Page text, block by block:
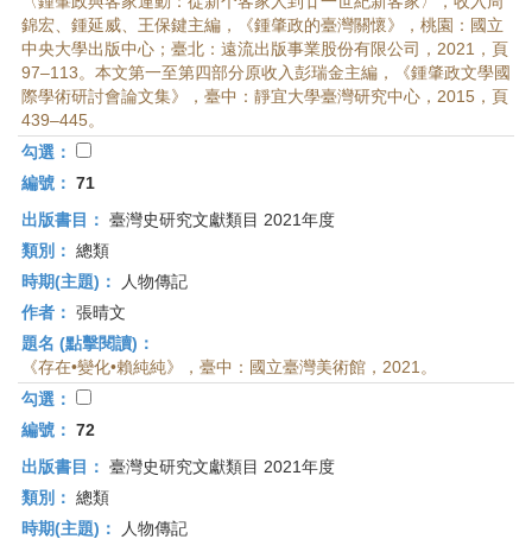
錦宏、鍾延威、王保鍵主編，《鍾肇政的臺灣關懷》，桃園：國立
中央大學出版中心；臺北：遠流出版事業股份有限公司，2021，頁
97–113。本文第一至第四部分原收入彭瑞金主編，《鍾肇政文學國
際學術研討會論文集》，臺中：靜宜大學臺灣研究中心，2015，頁
439–445。
勾選：
編號： 71
出版書目： 臺灣史研究文獻類目 2021年度
類別： 總類
時期(主題)：
人物傳記
作者： 張晴文
題名 (點擊閱讀)：
《存在•變化•賴純純》，臺中：國立臺灣美術館，2021。
勾選：
編號： 72
出版書目： 臺灣史研究文獻類目 2021年度
類別： 總類
時期(主題)：
人物傳記